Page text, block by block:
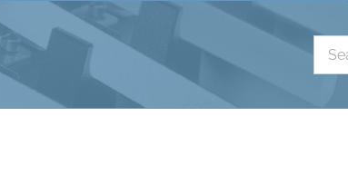
Search
for: